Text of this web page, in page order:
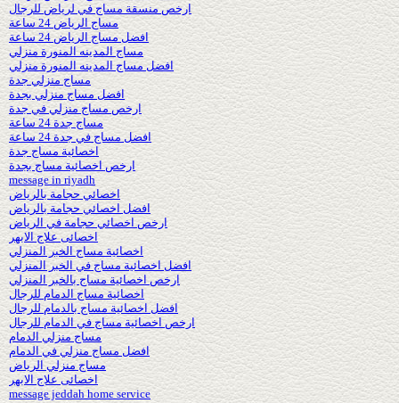
ارخص منسقة مساج في لرياض للرجال
مساج الرياض 24 ساعة
افضل مساج الرياض 24 ساعة
مساج المدينه المنورة منزلي
افضل مساج المدينه المنورة منزلي
مساج منزلي جدة
افضل مساج منزلي بجدة
ارخص مساج منزلي في جدة
مساج جدة 24 ساعة
افضل مساج في جدة 24 ساعة
اخصائية مساج جدة
ارخص اخصائية مساج بجدة
message in riyadh
اخصائي حجامة بالرياض
افضل اخصائي حجامة بالرياض
ارخص اخصائي حجامة في الرياض
اخصائى علاج الابهر
اخصائية مساج الخبر المنزلي
افضل اخصائية مساج في الخبر المنزلي
ارخص اخصائية مساج بالخبر المنزلي
اخصائية مساج الدمام للرجال
افضل اخصائية مساج بالدمام للرجال
ارخص اخصائية مساج في الدمام للرجال
مساج منزلي الدمام
افضل مساج منزلي في الدمام
مساج منزلي الرياض
اخصائى علاج الابهر
message jeddah home service